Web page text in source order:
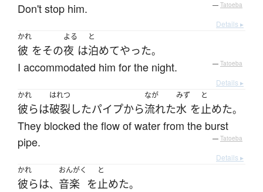
Don't stop him. — Tatoeba
Details ▸
かれ
彼 をその
よる
夜 は
と
泊めてやった。
I accommodated him for the night. — Tatoeba
Details ▸
かれ
彼らは
はれつ
破裂 したパイプから
なが
流れた
みず
水 を
と
止めた。
They blocked the flow of water from the burst
pipe.
— Tatoeba
Details ▸
かれ
彼らは、
おんがく
音楽 を
と
止めた。